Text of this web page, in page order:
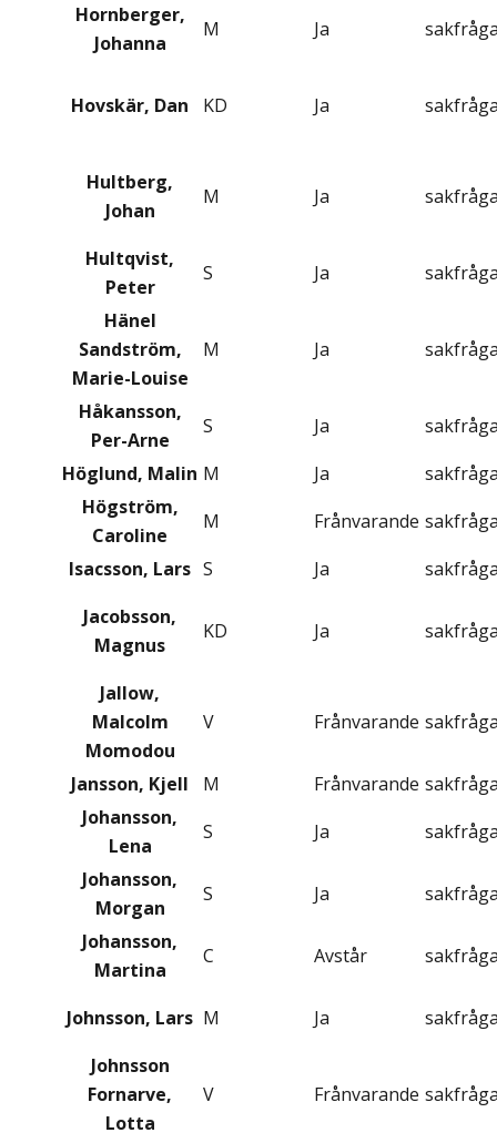
Hornberger,
Johanna
M Ja
Hovskär, Dan KD Ja
Hultberg,
Johan
M Ja
Hultqvist,
Peter
S Ja
Hänel
Sandström,
Marie-Louise
M Ja
Håkansson,
Per-Arne
S Ja
Höglund, Malin M Ja
Högström,
Caroline
M Frånvarande
Isacsson, Lars S Ja
Jacobsson,
Magnus
KD Ja
Jallow,
Malcolm
Momodou
V Frånvarande
Jansson, Kjell M Frånvarande
Johansson,
Lena
S Ja
Johansson,
Morgan
S Ja
Johansson,
Martina
C Avstår
Johnsson, Lars M Ja
Johnsson
Fornarve,
Lotta
V Frånvarande